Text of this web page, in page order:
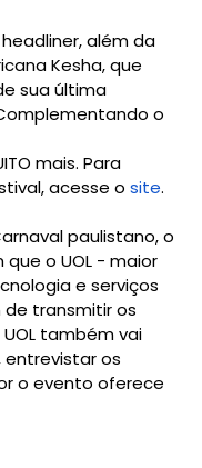
além da
Kesha, que
sua última
o
mais. Para
acesse o site.
paulistano, o
o UOL - maior
e serviços
transmitir os
também vai
os
o evento oferece